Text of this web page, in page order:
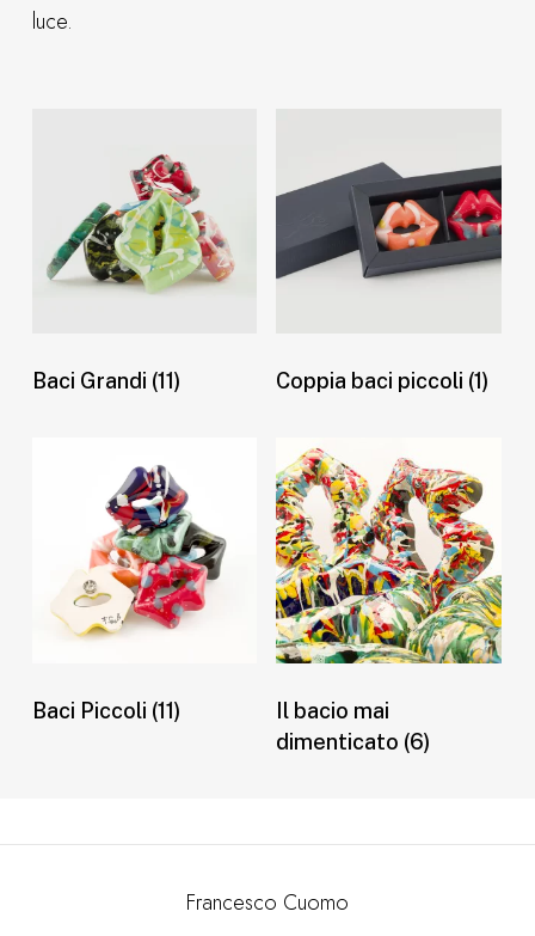
luce.
Baci Grandi (11) Coppia baci piccoli (1)
Baci Piccoli (11)
Il bacio mai
dimenticato (6)
Francesco Cuomo